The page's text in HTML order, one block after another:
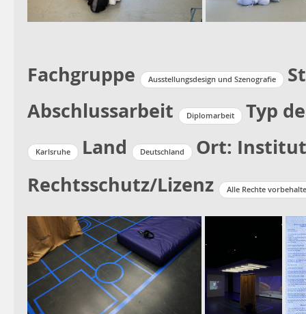
Fachgruppe Ausstellungsdesign und Szenografie
Abschlussarbeit
Diplomarbeit Typ
Karlsruhe Land Deutschland
Ort:
Rechtsschutz/Lizenz
Alle Rechte